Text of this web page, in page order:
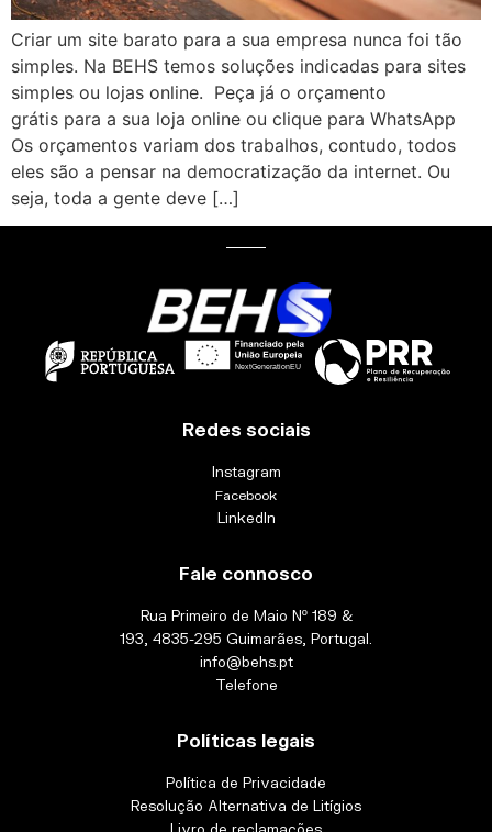
Criar um site barato para a sua empresa nunca foi tão
simples. Na BEHS temos soluções indicadas para sites
simples ou lojas online. Peça já o orçamento
grátis para a sua loja online ou clique para WhatsApp
Os orçamentos variam dos trabalhos, contudo, todos
eles são a pensar na democratização da internet. Ou
seja, toda a gente deve […]
Redes sociais
Instagram
Facebook
LinkedIn
Fale connosco
Rua Primeiro de Maio Nº 189 &
193, 4835-295 Guimarães, Portugal.
info@behs.pt
Telefone
Políticas legais
Política de Privacidade
Resolução Alternativa de Litígios